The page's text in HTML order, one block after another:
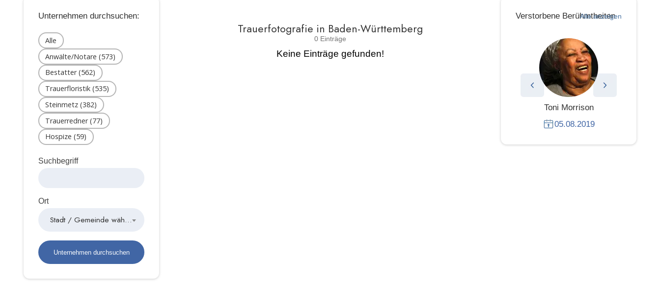
Unternehmen durchsuchen:
Alle
Anwälte/Notare (573)
Bestatter (562)
Trauerfloristik (535)
Steinmetz (382)
Trauerredner (77)
Hospize (59)
Suchbegriff
Ort
Stadt / Gemeinde wählen
Trauerfotografie in Baden-Württemberg
0 Einträge
Keine Einträge gefunden!
Verstorbene Berühmtheiten
Alle anzeigen
Toni Morrison
05.08.2019